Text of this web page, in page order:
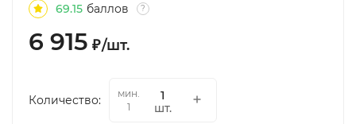
69.15 баллов ?
6 915 ₽/шт.
Количество:
мин.
1
шт.